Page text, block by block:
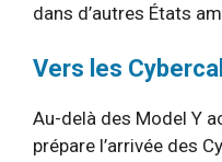
dans d’autres États
Vers les
Au-delà des Model Y
prépare l’arrivée des